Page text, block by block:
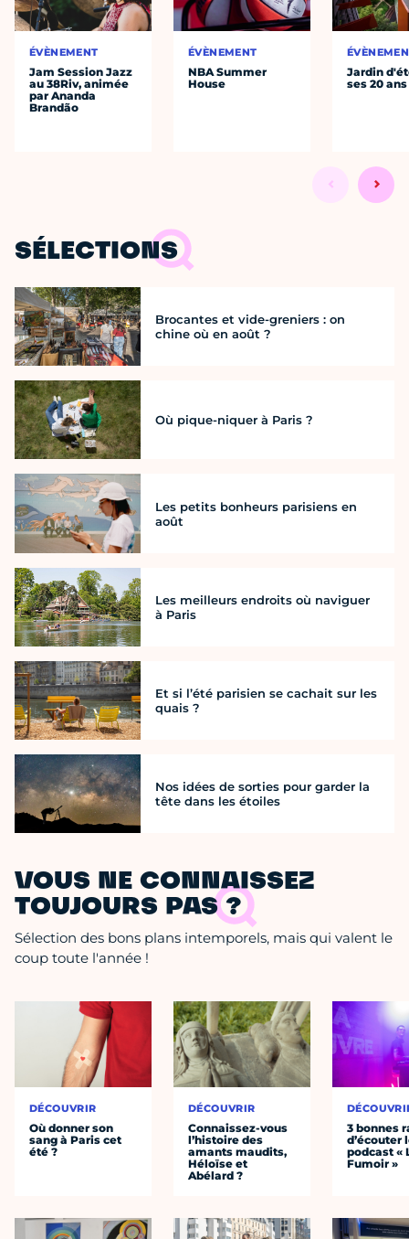
ÉVÈNEMENT
Jam Session Jazz
au 38Riv, animée
par Ananda
Brandão
ÉVÈNEMENT
NBA Summer
House
Jardin
ses 20 ans
SÉLECTIONS
Brocantes et vide-greniers : on
chine où en août ?
Où pique-niquer à Paris ?
Les petits bonheurs parisiens en
août
Les meilleurs endroits où naviguer
à Paris
Et si l’été parisien se cachait sur les
quais ?
Nos idées de sorties pour garder la
tête dans les étoiles
VOUS NE CONNAISSEZ
TOUJOURS PAS ?
Sélection des bons plans intemporels, mais qui valent le
coup toute l'année !
DÉCOUVRIR
Où donner son
sang à Paris cet
été ?
DÉCOUVRIR
Connaissez-vous
l’histoire des
amants maudits,
Héloïse et
Abélard ?
3 bonnes
d’écouter
podcast «
Fumoir »